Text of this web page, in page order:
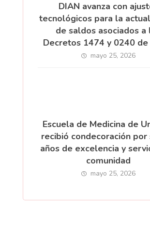
DIAN avanza con
tecnológicos para la
de saldos asociados a
Decretos 1474 y 0240
mayo 25, 2026
Escuela de Medicina de
recibió condecoración por
años de excelencia y
comunidad
mayo 25, 2026